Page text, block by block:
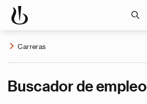
Carreras
Buscador de empleo